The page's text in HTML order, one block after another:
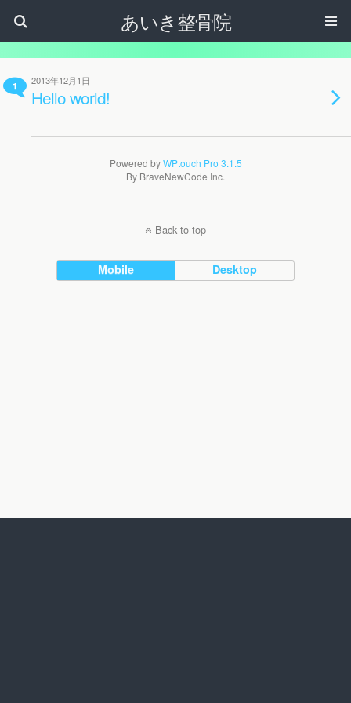
あいき整骨院
1 2013年12月1日
Hello world!
Powered byWPtouch Pro 3.1.5
By BraveNewCode Inc.
Back to top
Mobile Desktop